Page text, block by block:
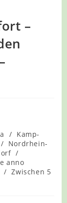
–
/ Kamp-
/ Nordrhein-
/
anno
/ Zwischen 5